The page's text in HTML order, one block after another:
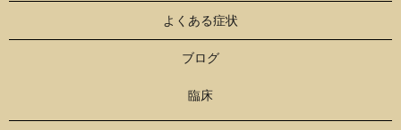
よくある症状
ブログ
臨床